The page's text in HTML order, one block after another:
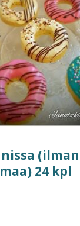
(ilman
24 kpl